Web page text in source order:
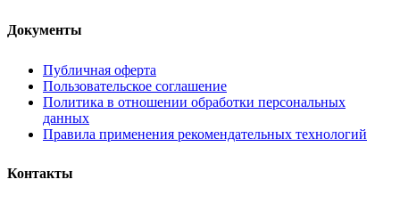
Документы
Публичная оферта
Пользовательское соглашение
Политика в отношении обработки персональных
данных
Правила применения рекомендательных технологий
Контакты